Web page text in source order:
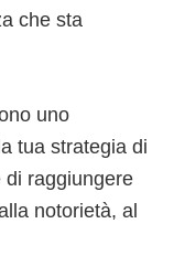
che sta
uno
tua strategia di
di raggiungere
notorietà, al